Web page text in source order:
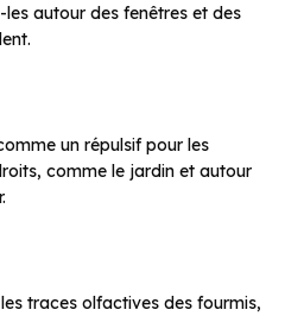
autour des fenêtres et des
un répulsif pour les
comme le jardin et autour
traces olfactives des fourmis,